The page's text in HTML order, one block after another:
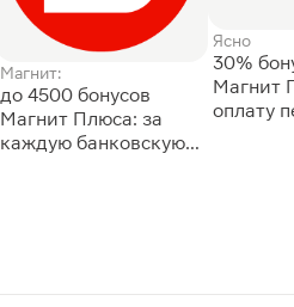
Магнит:
до 4500 бонусов
Магнит Плюса: за
каждую банковскую
Ясно
30%
Магнит
оплату